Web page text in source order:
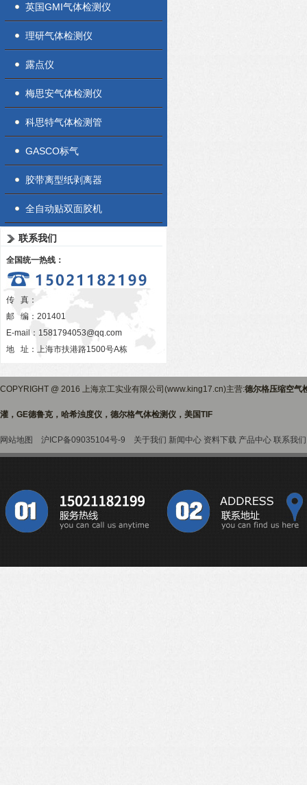
英国GMI气体检测仪
理研气体检测仪
露点仪
梅思安气体检测仪
科思特气体检测管
GASCO标气
胶带离型纸剥离器
全自动贴双面胶机
联系我们
全国统一热线：
传 真：
邮 编：201401
E-mail： 1581794053@qq.com
地 址：上海市扶港路1500号A栋
COPYRIGHT @ 2016 上海京工实业有限公司(www.king17.cn)主营:德尔格压缩空气
灌，GE德鲁克，哈希浊度仪，德尔格气体检测仪，美国TIF
网站地图 沪ICP备09035104号-9 关于我们 新闻中心 资料下载 产品中心 联系我们